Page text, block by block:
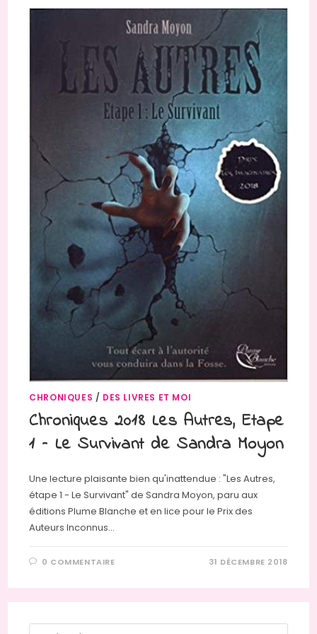
CHRONIQUES / DES LIVRES ET MOI
Chroniques 2018 Les Autres, Etape
1 – Le Survivant de Sandra Moyon
Une lecture plaisante bien qu'inattendue : "Les Autres,
étape 1 - Le Survivant" de Sandra Moyon, paru aux
éditions Plume Blanche et en lice pour le Prix des
Auteurs Inconnus…
0 COMMENTAIRE 31 DÉCEMBRE 2018